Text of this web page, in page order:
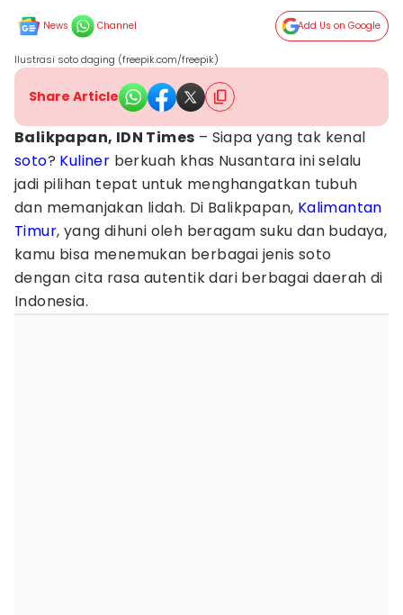
News Channel Add Us on Google
Ilustrasi soto daging (freepik.com/freepik)
Share Article
Balikpapan, IDN Times – Siapa yang tak kenal
soto? Kuliner berkuah khas Nusantara ini selalu
jadi pilihan tepat untuk menghangatkan tubuh
dan memanjakan lidah. Di Balikpapan, Kalimantan
Timur, yang dihuni oleh beragam suku dan budaya,
kamu bisa menemukan berbagai jenis soto
dengan cita rasa autentik dari berbagai daerah di
Indonesia.